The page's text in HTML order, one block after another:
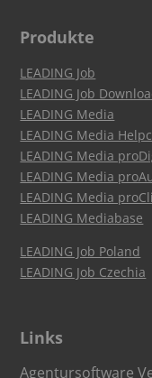
Produkte
LEADING Job
LEADING Job
LEADING Media
LEADING Media
LEADING Media
LEADING Media
LEADING Media
LEADING Mediabase
LEADING Job Poland
LEADING Job Czechia
Links
Agentursoftware